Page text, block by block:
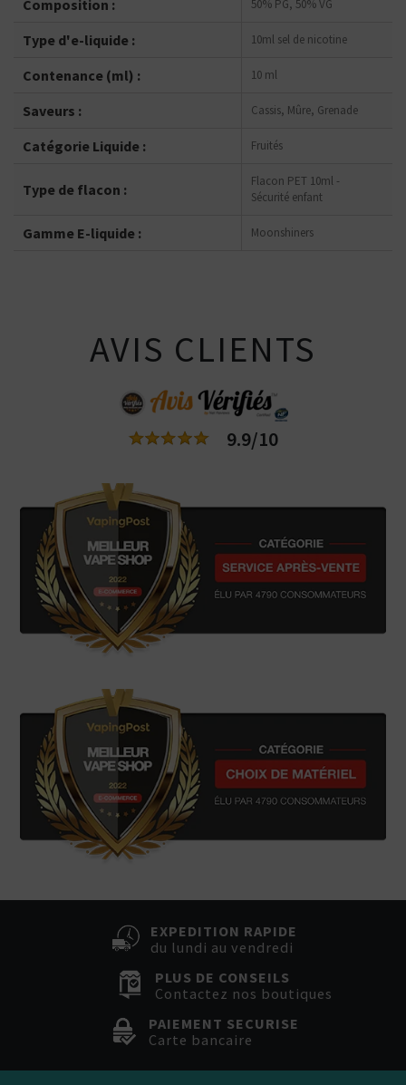
Composition : 50% PG, 50% VG
Type d'e-liquide : 10ml sel de nicotine
Contenance (ml) : 10 ml
Saveurs : Cassis, Mûre, Grenade
Catégorie Liquide : Fruités
Type de flacon :
Flacon PET 10ml -
Sécurité enfant
Gamme E-liquide : Moonshiners
AVIS CLIENTS
9.9/10
EXPEDITION RAPIDE
du lundi au vendredi
PLUS DE CONSEILS
Contactez nos boutiques
PAIEMENT SECURISE
Carte bancaire